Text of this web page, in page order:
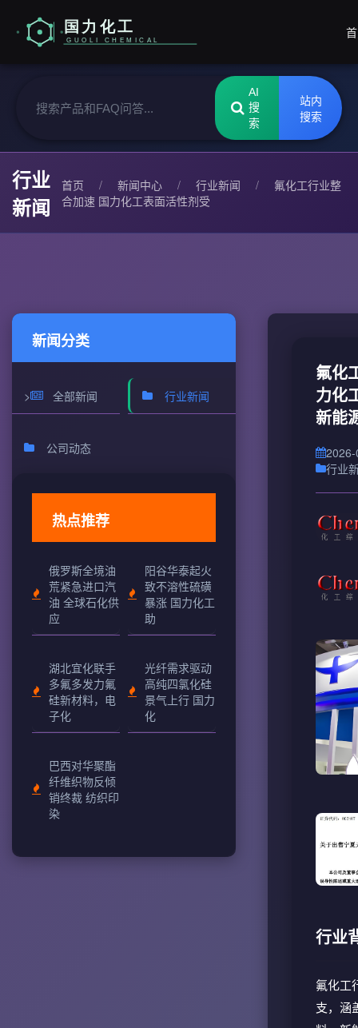
AI
搜
索
站内
搜索
行业
新闻
首页 / 新闻中心 / 行业新闻 /
氟化工行业整
合加速 国力化工表面活性剂受
新闻分类
> 全部新闻 行业新闻
公司动态
热点推荐
俄罗斯全境油
荒紧急进口汽
油 全球石化供
应
阳谷华泰起火
致不溶性硫磺
暴涨 国力化工
助
湖北宜化联手
多氟多发力氟
硅新材料，电
子化
光纤需求驱动
高纯四氯化硅
景气上行 国力
化
巴西对华聚酯
纤维织物反倾
销终裁 纺织印
染
氟化
力化
新能
行业
行业
氟化工
支，涵